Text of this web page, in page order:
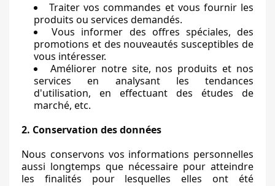
Traiter vos commandes et vous fournir les
produits ou services demandés.
Vous informer des offres spéciales, des
promotions et des nouveautés susceptibles de
vous intéresser.
Améliorer notre site, nos produits et nos
services en analysant les tendances
d'utilisation, en effectuant des études de
marché, etc.
2. Conservation des données
Nous conservons vos informations personnelles
aussi longtemps que nécessaire pour atteindre
les finalités pour lesquelles elles ont été